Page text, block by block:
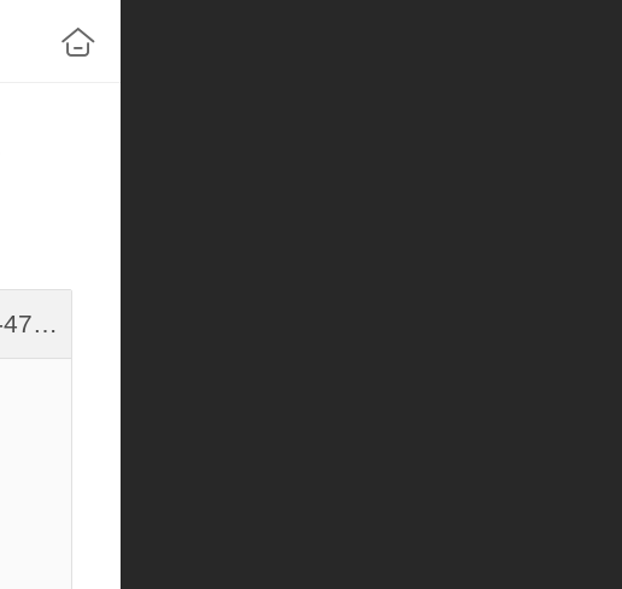
大型会议活动流程自查手册(标准版)-47P_加水印.pdf